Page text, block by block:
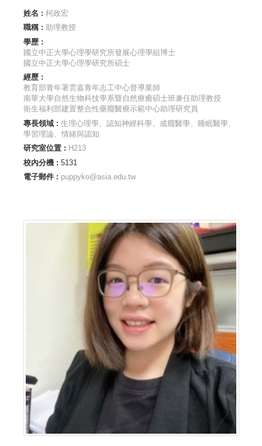
姓名 : 柯政宏
職稱 : 助理教授
學歷 :
國立中正大學心理學研究所發展心理學組博士
國立中正大學心理學研究所碩士
經歷 :
教育部青年署雲嘉青年志工中心督導業師
南華大學自然生物科技學系暨自然療癒碩士班兼任助理教授
衛生福利部建置整合性藥癮醫療示範中心助理研究員
專長領域 : 生理心理學、認知神經科學、成癮醫學、睡眠醫學、
學習理論、情緒與認知
研究室位置 : H213
校內分機 : 5131
電子郵件 : puppyko@asia.edu.tw